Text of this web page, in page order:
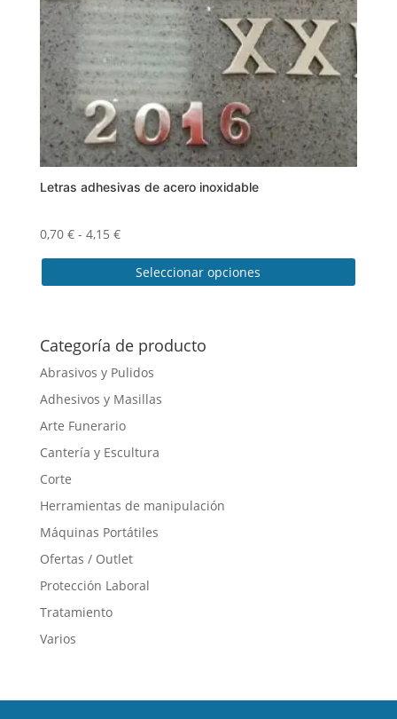
Letras adhesivas de acero inoxidable
0,70 € - 4,15 €Rango
precios:
hasta
4,15 €
Seleccionar opciones
tiene
múltiples
variantes.
Las
opciones
pueden
elegir
en
página
de
producto
Categoría de producto
Abrasivos y Pulidos
Adhesivos y Masillas
Arte Funerario
Cantería y Escultura
Corte
Herramientas de manipulación
Máquinas Portátiles
Ofertas / Outlet
Protección Laboral
Tratamiento
Varios